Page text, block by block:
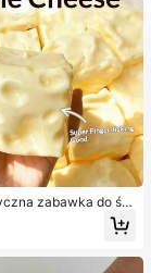
zabawka do ści
sera z nadzienie
piłka serowa do ści
obudowa z T